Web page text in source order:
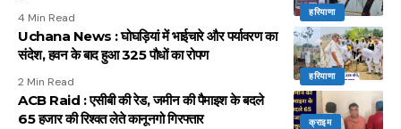
हरियाणा
4 Min Read
हरियाणा
Uchana News : घोघड़ियां में भाईचारे और पर्यावरण का
संदेश, हवन के बाद हुआ 325 पौधों का रोपण
2 Min Read
क्राइम
ACB Raid : एसीबी की रेड, जमीन की पैमाइश के बदले
65 हजार की रिश्वत लेते कानूनगो गिरफ्तार